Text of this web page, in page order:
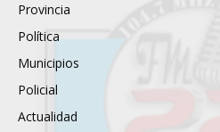
Provincia
Política
Municipios
Policial
Actualidad